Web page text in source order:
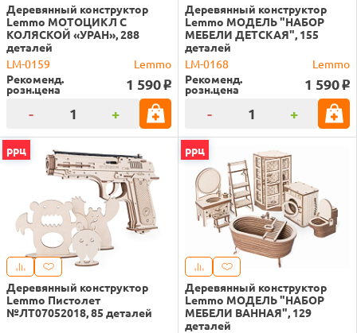
Деревянный конструктор
Lemmo МОТОЦИКЛ С
КОЛЯСКОЙ «УРАН», 288
деталей
LM-0159
Lemmo
Рекоменд.
розн.цена 1 590 o
- +
Деревянный конструктор
Lemmo МОДЕЛЬ "НАБОР
МЕБЕЛИ ДЕТСКАЯ", 155
деталей
LM-0168
Lemmo
Рекоменд.
розн.цена 1 590 o
- +
ррц
Деревянный конструктор
Lemmo Пистолет
№ЛТ07052018, 85 деталей
ррц
Деревянный конструктор
Lemmo МОДЕЛЬ "НАБОР
МЕБЕЛИ ВАННАЯ", 129
деталей